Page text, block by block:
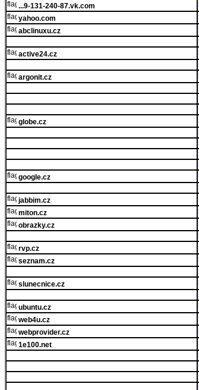
...9-131-240-87.vk.com
yahoo.com
abclinuxu.cz
active24.cz
argonit.cz
globe.cz
google.cz
jabbim.cz
miton.cz
obrazky.cz
rvp.cz
seznam.cz
slunecnice.cz
ubuntu.cz
web4u.cz
webprovider.cz
1e100.net